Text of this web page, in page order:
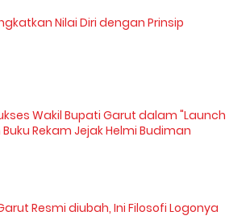
Nilai Diri dengan Prinsip
Wakil Bupati Garut dalam "Launch
Rekam Jejak Helmi Budiman
Garut Resmi diubah, Ini Filosofi Logonya